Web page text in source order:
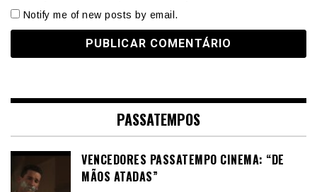
Notify me of new posts by email.
PASSATEMPOS
VENCEDORES PASSATEMPO CINEMA: “DE
MÃOS ATADAS”